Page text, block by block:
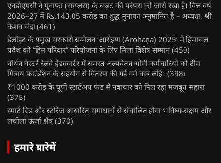
एनडीएमसी ने मुनाफा (सरप्लस) के बजट की परंपरा को जारी रखा है। वित्त वर्ष
2026–27 में Rs.143.05 करोड़ का शुद्ध मुनाफा अनुमानित है – अध्यक्ष, श्री
केशव चंद्रा (461)
डेलॉइट के प्रमुख सरकारी सम्मेलन ‘आरोहण (Ārohaṇa) 2025’ में हिमाचल
प्रदेश को “हिम परिवार” परियोजना के लिए मिला विशेष सम्मान (450)
नॉर्थन वेस्टर्न रेलवे हेडक्वार्टर में समस्त अल्पवेतन भोगी कर्मचारियों को टीम
मित्राय फाउंडेशन के सहयोग से वितरण की गई गर्म वस्त्र लोई। (398)
₹1000 करोड़ के यूपी स्टार्टअप फंड से नवाचार को मिल रहा मजबूत सहारा
(375)
स्मार्ट ग्रिड और स्टोरेज आधारित समाधानों से संचालित होगा भविष्य-सक्षम और
लचीला ऊर्जा क्षेत्र (370)
हमारे बारेमें